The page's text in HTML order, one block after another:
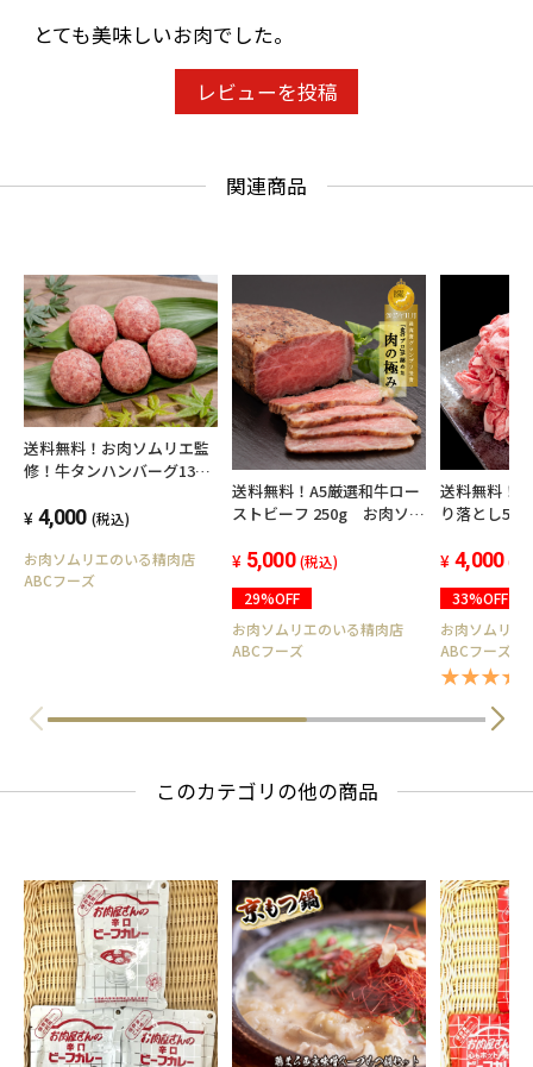
とても美味しいお肉でした。
レビューを投稿
関連商品
送料無料！お肉ソムリエ監
修！牛タンハンバーグ130
4,000 (税込)
お肉ソムリエのいる精肉店
ABCフーズ
送料無料！A5厳選和牛ロー
ストビーフ 250g お肉ソム
ンキング１位を獲得した実
5,000 (税込)
29%OFF
お肉ソムリエのいる精肉店
ABCフーズ
送料無料！
り落とし
4,000 (税
33%OFF
お肉ソムリエ
ABCフーズ
★★★★
このカテゴリの他の商品